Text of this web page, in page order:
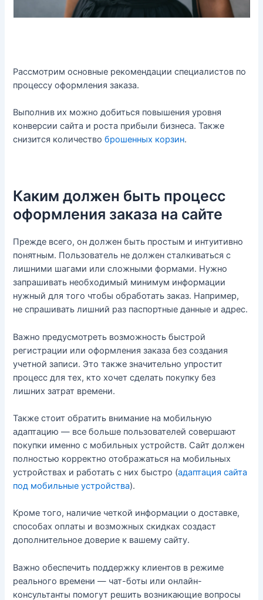
Рассмотрим основные рекомендации специалистов по
процессу оформления заказа.
Выполнив их можно добиться повышения уровня
конверсии сайта и роста прибыли бизнеса. Также
снизится количествоброшенных корзин.
Каким должен быть процесс
оформления заказа на сайте
Прежде всего, он должен быть простым и интуитивно
понятным. Пользователь не должен сталкиваться с
лишними шагами или сложными формами. Нужно
запрашивать необходимый минимум информации
нужный для того чтобы обработать заказ. Например,
не спрашивать лишний раз паспортные данные и адрес.
Важно предусмотреть возможность быстрой
регистрации или оформления заказа без создания
учетной записи. Это также значительно упростит
процесс для тех, кто хочет сделать покупку без
лишних затрат времени.
Также стоит обратить внимание на мобильную
адаптацию — все больше пользователей совершают
покупки именно с мобильных устройств. Сайт должен
полностью корректно отображаться на мобильных
устройствах и работать с них быстро (адаптация сайта
под мобильные устройства).
Кроме того, наличие четкой информации о доставке,
способах оплаты и возможных скидках создаст
дополнительное доверие к вашему сайту.
Важно обеспечить поддержку клиентов в режиме
реального времени — чат-боты или онлайн-
консультанты помогут решить возникающие вопросы